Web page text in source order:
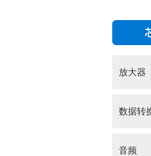
放大器
数据转
音频